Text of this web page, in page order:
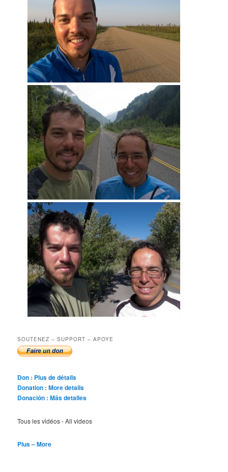
SOUTENEZ – SUPPORT – APOYE
Don : Plus de détails
Donation : More details
Donación : Más detalles
Tous les vidéos - All videos
Plus – More